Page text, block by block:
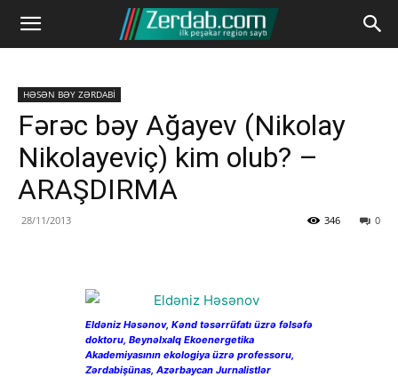
HƏSƏN BƏY ZƏRDABİ
Fərəc bəy Ağayev (Nikolay
Nikolayeviç) kim olub? –
ARAŞDIRMA
28/11/2013 0
346
Eldəniz Həsənov, Kənd təsərrüfatı üzrə fəlsəfə
doktoru, Beynəlxalq Ekoenergetika
Akademiyasının ekologiya üzrə professoru,
Zərdabişünas, Azərbaycan Jurnalistlər